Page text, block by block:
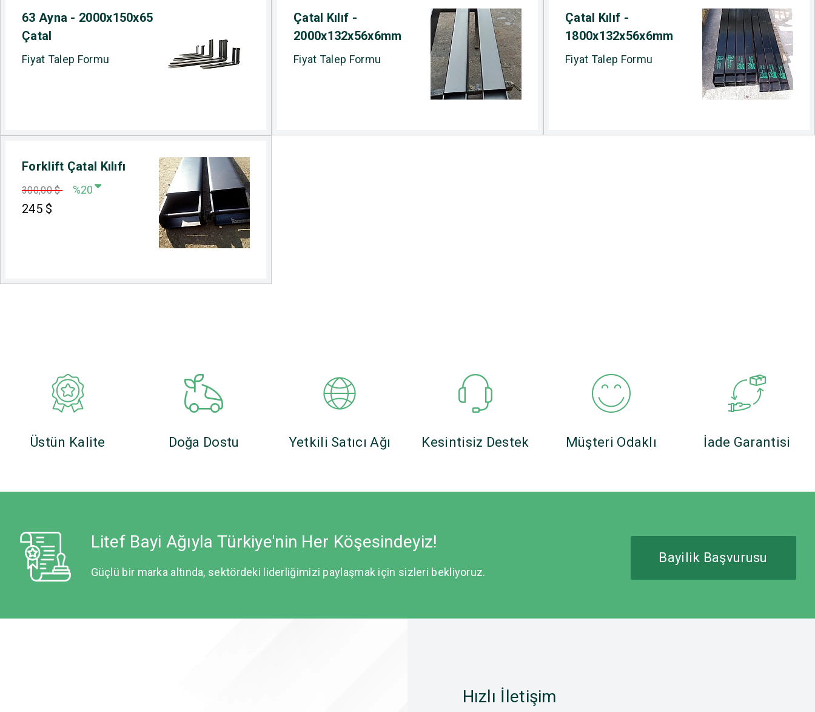
63 Ayna - 2000x150x65
Çatal
Fiyat Talep Formu
Çatal Kılıf -
2000x132x56x6mm
Fiyat Talep Formu
Çatal Kılıf -
1800x132x56x6mm
Fiyat Talep Formu
Forklift Çatal Kılıfı
300,00 $ %20
245$
Üstün Kalite Doğa Dostu Yetkili Satıcı Ağı Kesintisiz Destek Müşteri Odaklı İade Garantisi
Litef Bayi Ağıyla Türkiye'nin Her Köşesindeyiz!
Güçlü bir marka altında, sektördeki liderliğimizi paylaşmak için sizleri bekliyoruz.
Bayilik Başvurusu
Hızlı İletişim